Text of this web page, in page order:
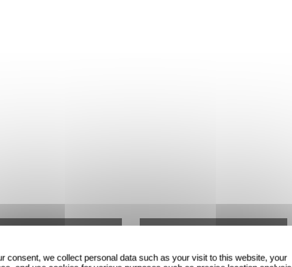
consent, we collect personal data such as your visit to this website, your